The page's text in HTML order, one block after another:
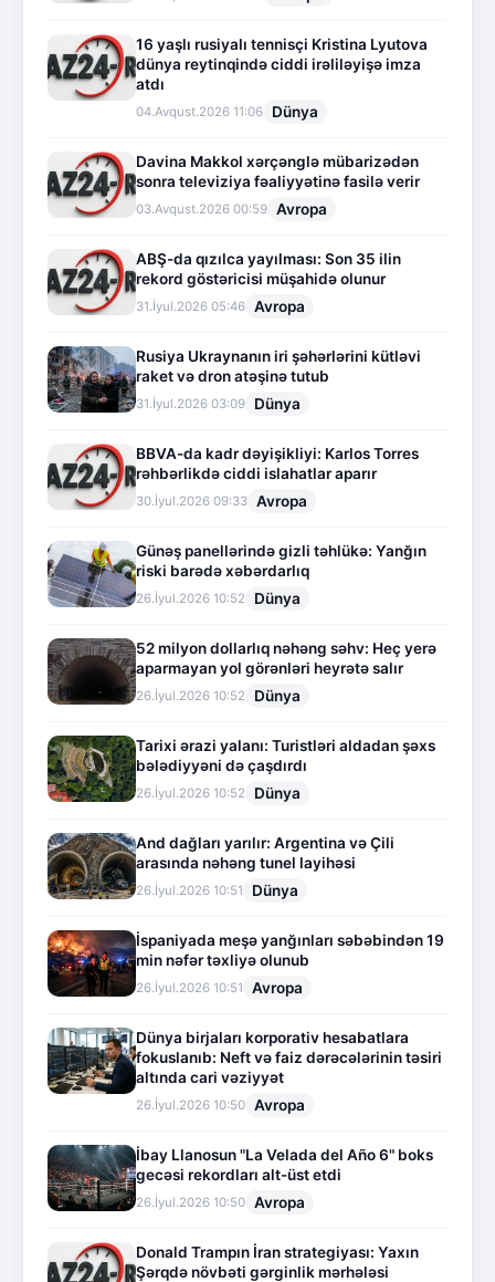
16 yaşlı rusiyalı tennisçi Kristina Lyutova
dünya reytinqində ciddi irəliləyişə imza
atdı
04.Avqust.2026 11:06 Dünya
Davina Makkol xərçənglə mübarizədən
sonra televiziya fəaliyyətinə fasilə verir
03.Avqust.2026 00:59 Avropa
ABŞ-da qızılca yayılması: Son 35 ilin
rekord göstəricisi müşahidə olunur
31.İyul.2026 05:46 Avropa
Rusiya Ukraynanın iri şəhərlərini kütləvi
raket və dron atəşinə tutub
31.İyul.2026 03:09 Dünya
BBVA-da kadr dəyişikliyi: Karlos Torres
rəhbərlikdə ciddi islahatlar aparır
30.İyul.2026 09:33 Avropa
Günəş panellərində gizli təhlükə: Yanğın
riski barədə xəbərdarlıq
26.İyul.2026 10:52 Dünya
52 milyon dollarlıq nəhəng səhv: Heç yerə
aparmayan yol görənləri heyrətə salır
26.İyul.2026 10:52 Dünya
Tarixi ərazi yalanı: Turistləri aldadan şəxs
bələdiyyəni də çaşdırdı
26.İyul.2026 10:52 Dünya
And dağları yarılır: Argentina və Çili
arasında nəhəng tunel layihəsi
26.İyul.2026 10:51 Dünya
İspaniyada meşə yanğınları səbəbindən 19
min nəfər təxliyə olunub
26.İyul.2026 10:51 Avropa
Dünya birjaları korporativ hesabatlara
fokuslanıb: Neft və faiz dərəcələrinin təsiri
altında cari vəziyyət
26.İyul.2026 10:50 Avropa
İbay Llanosun "La Velada del Año 6" boks
gecəsi rekordları alt-üst etdi
26.İyul.2026 10:50 Avropa
Donald Trampın İran strategiyası: Yaxın
Şərqdə növbəti gərginlik mərhələsi